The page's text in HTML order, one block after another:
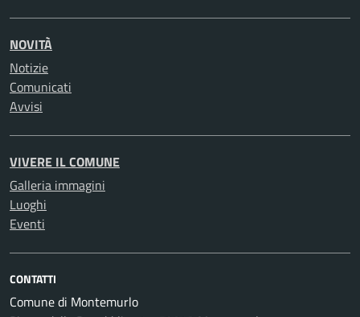
NOVITÀ
Notizie
Comunicati
Avvisi
VIVERE IL COMUNE
Galleria immagini
Luoghi
Eventi
CONTATTI
Comune di Montemurlo